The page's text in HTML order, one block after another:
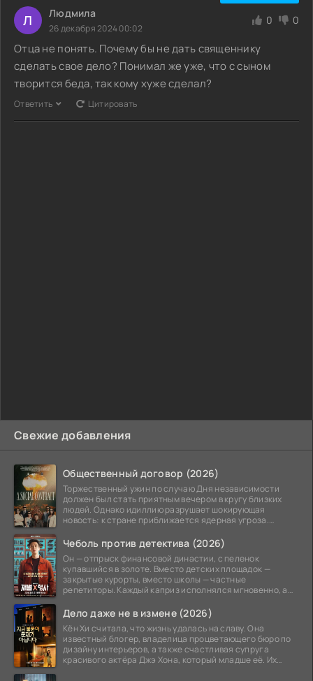
Свежие добавления
Общественный договор (2026)
Торжественный ужин по случаю Дня независимости
должен был стать приятным вечером в кругу близких
людей. Однако идиллию разрушает шокирующая
новость: к стране приближается ядерная угроза.
Чеболь против детектива (2026)
Он — отпрыск финансовой династии, с пеленок
купавшийся в золоте. Вместо детских площадок —
закрытые курорты, вместо школы — частные
репетиторы. Каждый каприз исполнялся мгновенно, а
Дело даже не в измене (2026)
Кён Хи считала, что жизнь удалась на славу. Она
известный блогер, владелица процветающего бюро по
дизайну интерьеров, а также счастливая супруга
красивого актёра Джэ Хона, который младше её. Их
Л Людмила
26 декабря 2024 00:02
0 0
Отца не понять. Почему бы не дать священнику
сделать свое дело? Понимал же уже, что с сыном
творится беда, так кому хуже сделал?
Ответить Цитировать